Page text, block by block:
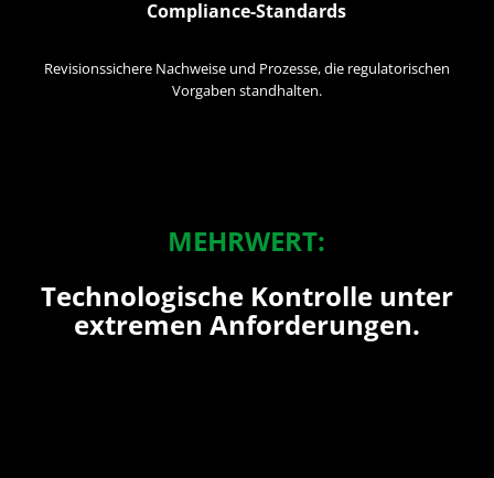
Compliance-Standards
Revisionssichere Nachweise und Prozesse, die regulatorischen
Vorgaben standhalten.
MEHRWERT:
Technologische Kontrolle unter
extremen Anforderungen.